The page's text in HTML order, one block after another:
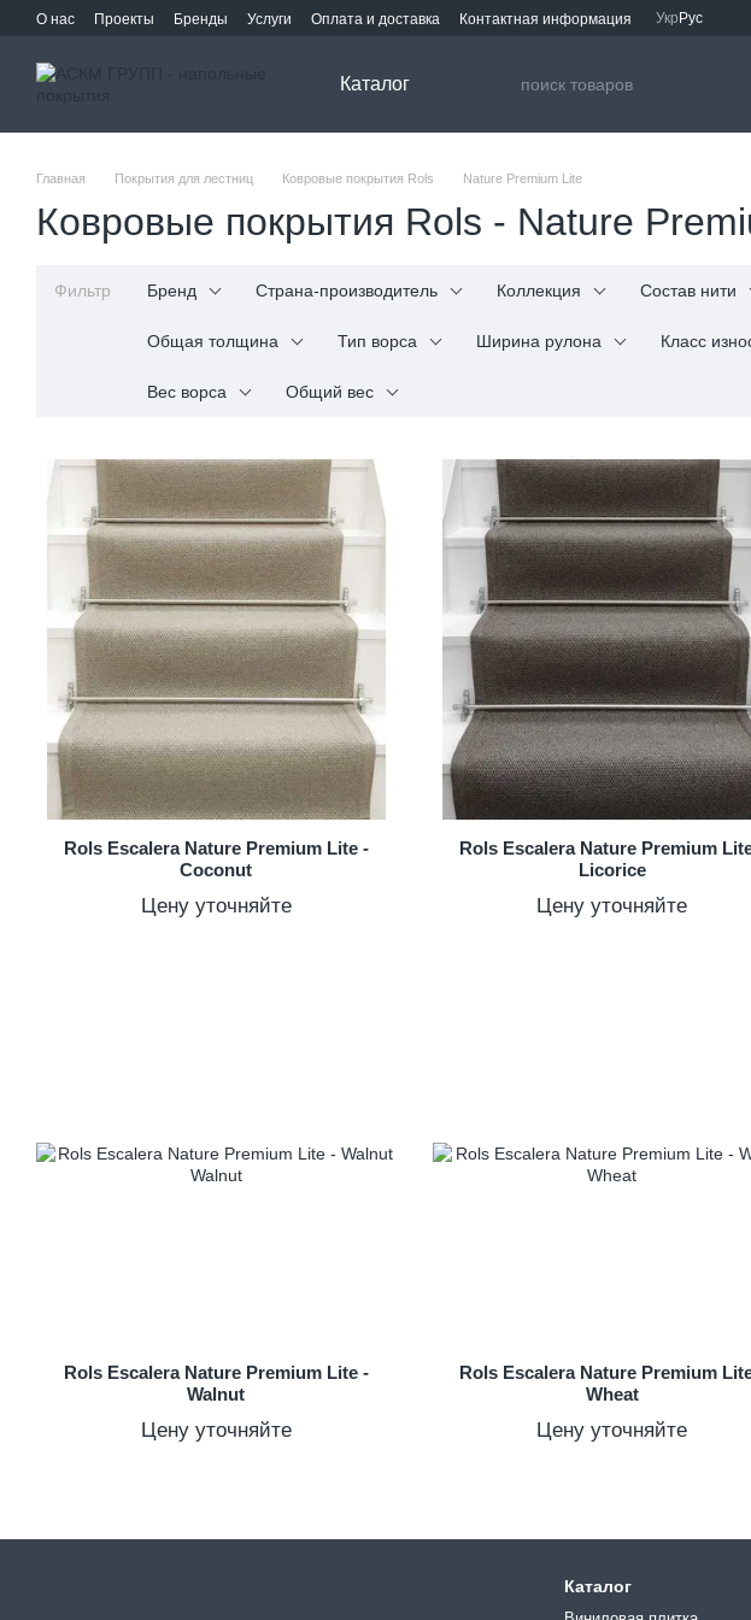
Перейти к основному контенту
О нас Проекты Бренды Услуги Оплата и доставка Контактная информация Укр Рус
Каталог
Главная Покрытия для лестниц Ковровые покрытия Rols Nature Premium Lite
Ковровые покрытия Rols - Nature
Фильтр Бренд Страна-производитель Коллекция Состав нити
Общая толщина Тип ворса Ширина рулона Класс
Вес ворса Общий вес
Rols Escalera Nature Premium Lite -
Coconut
Цену уточняйте
Rols Escalera Nature Premium
Licorice
Цену уточняйте
Rols Escalera Nature Premium Lite -
Walnut
Цену уточняйте
Rols Escalera Nature Premium
Wheat
Цену уточняйте
Каталог